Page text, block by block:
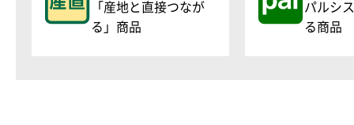
「産地と直接つなが
る」商品
パルシ
る商品